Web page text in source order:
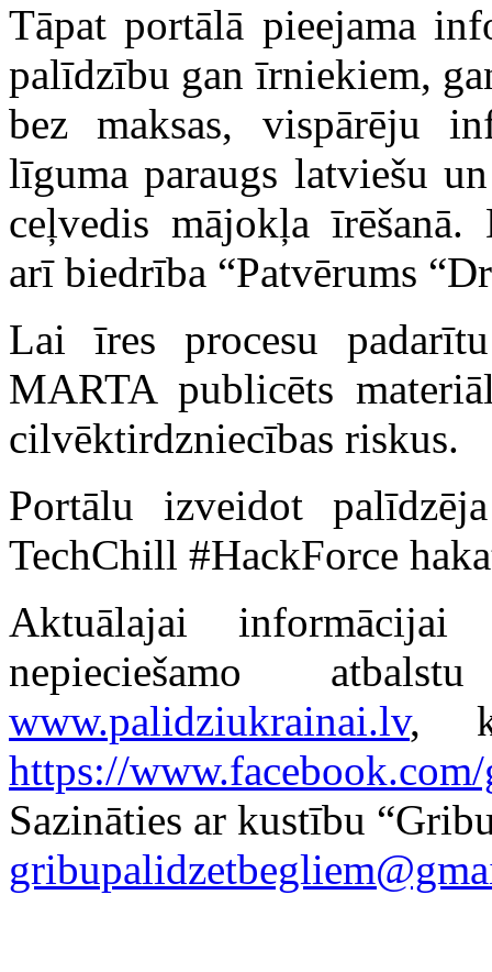
Tāpat portālā pieejama
palīdzību gan īrniekiem,
bez maksas, vispārēju
līguma paraugs latviešu
ceļvedis mājokļa īrēšanā.
arī biedrība “Patvērums
Lai īres procesu
MARTA publicēts
cilvēktirdzniecības riskus.
Portālu izveidot
TechChill #HackForce
Aktuālajai
nepieciešamo
www.palidziukrainai.lv,
https://
Sazināties ar kustību